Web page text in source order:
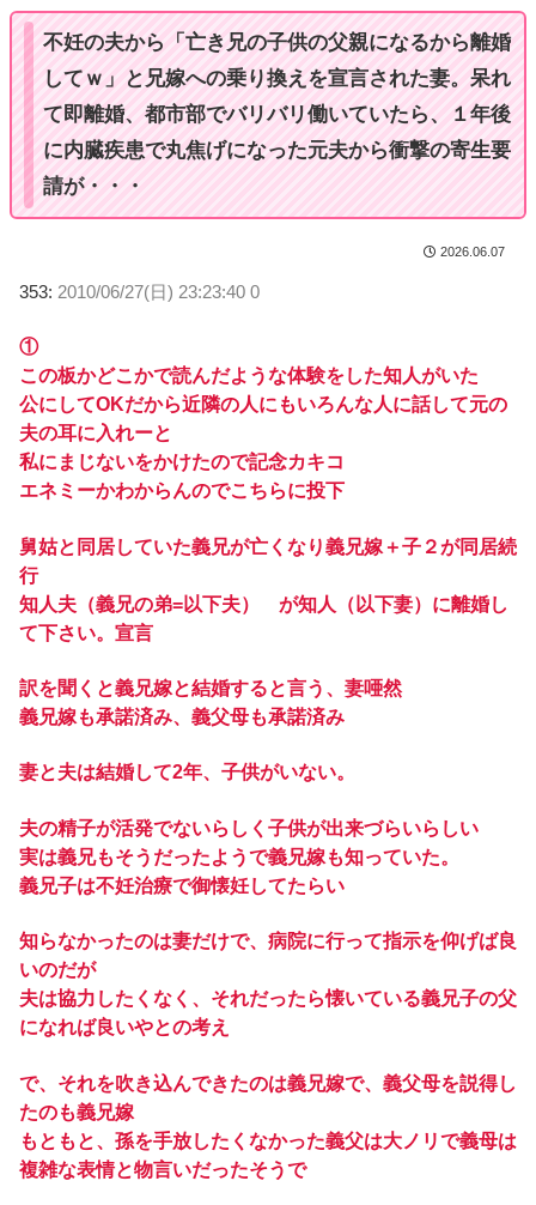
不妊の夫から「亡き兄の子供の父親になるから離婚
してｗ」と兄嫁への乗り換えを宣言された妻。呆れ
て即離婚、都市部でバリバリ働いていたら、１年後
に内臓疾患で丸焦げになった元夫から衝撃の寄生要
請が・・・
2026.06.07
353: 2010/06/27(日) 23:23:40 0
①
この板かどこかで読んだような体験をした知人がいた
公にしてOKだから近隣の人にもいろんな人に話して元の
夫の耳に入れーと
私にまじないをかけたので記念カキコ
エネミーかわからんのでこちらに投下
舅姑と同居していた義兄が亡くなり義兄嫁＋子２が同居続
行
知人夫（義兄の弟=以下夫） が知人（以下妻）に離婚し
て下さい。宣言
訳を聞くと義兄嫁と結婚すると言う、妻唖然
義兄嫁も承諾済み、義父母も承諾済み
妻と夫は結婚して2年、子供がいない。
夫の精子が活発でないらしく子供が出来づらいらしい
実は義兄もそうだったようで義兄嫁も知っていた。
義兄子は不妊治療で御懐妊してたらい
知らなかったのは妻だけで、病院に行って指示を仰げば良
いのだが
夫は協力したくなく、それだったら懐いている義兄子の父
になれば良いやとの考え
で、それを吹き込んできたのは義兄嫁で、義父母を説得し
たのも義兄嫁
もともと、孫を手放したくなかった義父は大ノリで義母は
複雑な表情と物言いだったそうで